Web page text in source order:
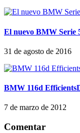
El nuevo BMW Serie
31 de agosto de 2016
BMW 116d
7 de marzo de 2012
Comentar